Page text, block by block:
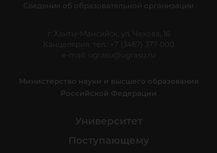
Сведения об образовательной организации
г. Ханты-Мансийск, ул. Чехова, 16
Канцелярия: тел.: +7 (3467) 377-000
e-mail:
ugrasu@ugrasu.ru
Министерство науки и высшего образования
Российской Федерации
Университет
Поступающему